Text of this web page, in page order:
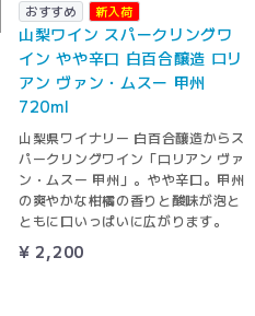
おすすめ 新入荷
山梨ワイン スパークリングワ
イン やや辛口 白百合醸造 ロリ
アン ヴァン・ムスー 甲州
720ml
山梨県ワイナリー 白百合醸造からス
パークリングワイン「ロリアン ヴァ
ン・ムスー 甲州」。やや辛口。甲州
の爽やかな柑橘の香りと酸味が泡と
ともに口いっぱいに広がります。
¥ 2,200